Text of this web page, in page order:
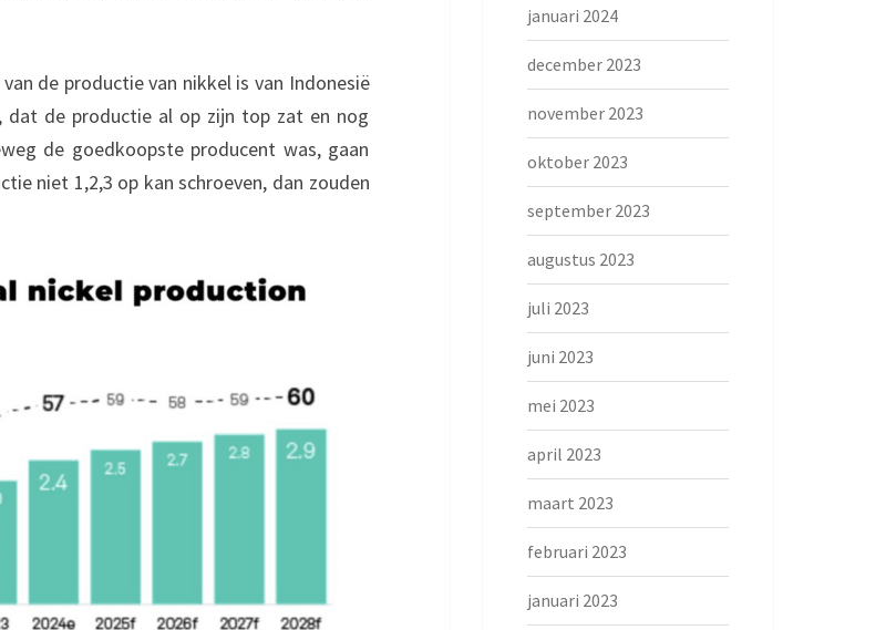
de productie van nikkel is van Indonesië
de productie al op zijn top zat en nog
de goedkoopste producent was, gaan
niet 1,2,3 op kan schroeven, dan zouden
januari 2024
december 2023
november 2023
oktober 2023
september 2023
augustus 2023
juli 2023
juni 2023
mei 2023
april 2023
maart 2023
februari 2023
januari 2023